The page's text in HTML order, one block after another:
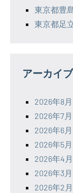
東京都豊
東京都足
アーカイブ
2026年8月
2026年7月
2026年6月
2026年5月
2026年4月
2026年3月
2026年2月